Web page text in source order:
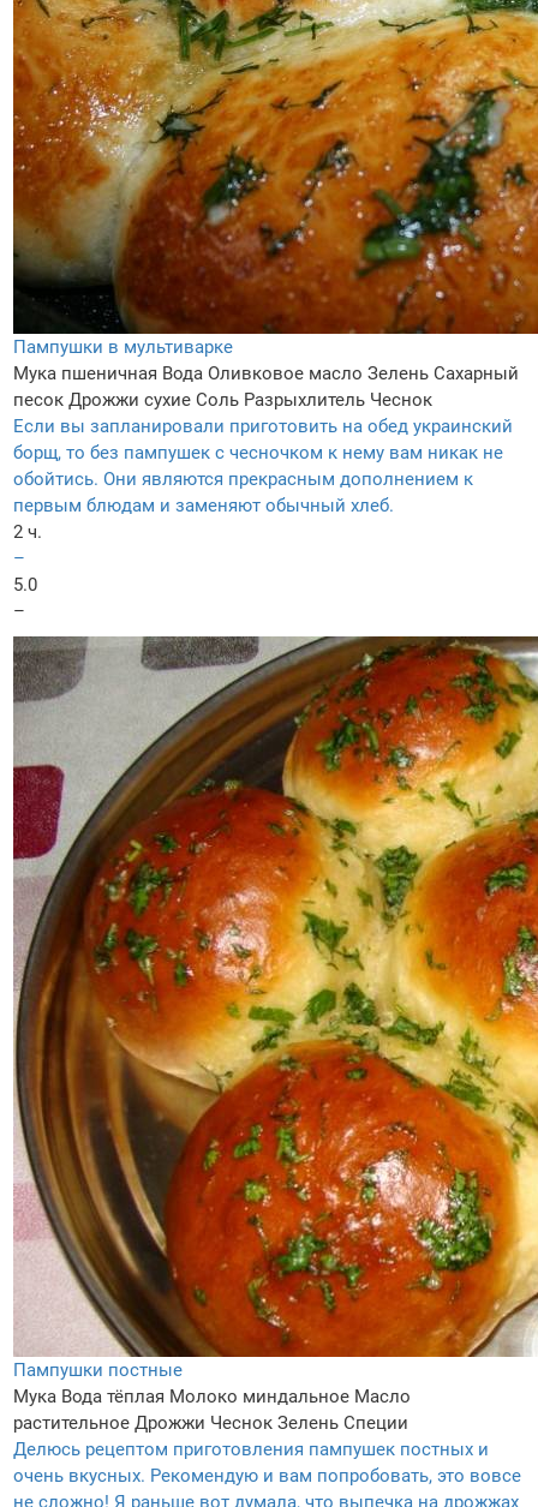
Пампушки в мультиварке
Мука пшеничная Вода Оливковое масло Зелень Сахарный
песок Дрожжи сухие Соль Разрыхлитель Чеснок
Если вы запланировали приготовить на обед украинский
борщ, то без пампушек с чесночком к нему вам никак не
обойтись. Они являются прекрасным дополнением к
первым блюдам и заменяют обычный хлеб.
2 ч.
–
5.0
–
Пампушки постные
Мука Вода тёплая Молоко миндальное Масло
растительное Дрожжи Чеснок Зелень Специи
Делюсь рецептом приготовления пампушек постных и
очень вкусных. Рекомендую и вам попробовать, это вовсе
не сложно! Я раньше вот думала, что выпечка на дрожжах